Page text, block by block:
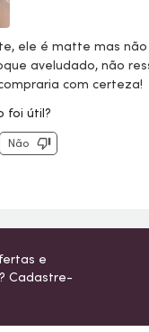
ele é matte mas
aveludado, não
com certeza!
foi útil?
Não
e
Cadastre-